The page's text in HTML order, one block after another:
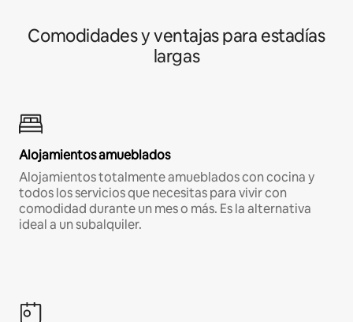
Comodidades y ventajas para estadías
largas
Alojamientos amueblados
Alojamientos totalmente amueblados con cocina y
todos los servicios que necesitas para vivir con
comodidad durante un mes o más. Es la alternativa
ideal a un subalquiler.